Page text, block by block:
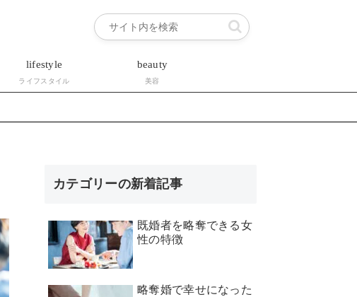
lifestyle
ライフスタイル
beauty
美容
カテゴリーの新着記事
既婚者を略奪できる女
性の特徴
略奪婚で幸せになった